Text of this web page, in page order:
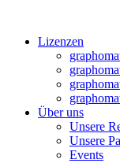
Lizenzen
Über uns
Unsere
Unsere
Events